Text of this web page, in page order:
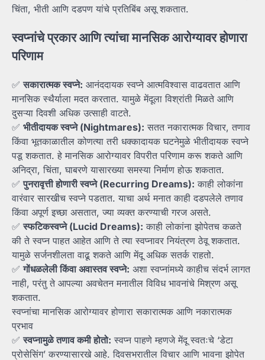
चिंता, भीती आणि दडपण यांचे प्रतिबिंब असू शकतात.
स्वप्नांचे प्रकार आणि त्यांचा मानसिक आरोग्यावर होणारा
परिणाम
✅सकारात्मक स्वप्ने: आनंददायक स्वप्ने आत्मविश्वास वाढवतात आणि
मानसिक स्थैर्याला मदत करतात. यामुळे मेंदूला विश्रांती मिळते आणि
दुसऱ्या दिवशी अधिक उत्साही वाटते.
✅ भीतीदायक स्वप्ने (Nightmares): सतत नकारात्मक विचार, तणाव
किंवा भूतकाळातील कोणत्या तरी धक्कादायक घटनेमुळे भीतीदायक स्वप्ने
पडू शकतात. हे मानसिक आरोग्यावर विपरीत परिणाम करू शकते आणि
अनिद्रा, चिंता, घाबरणे यासारख्या समस्या निर्माण होऊ शकतात.
✅पुनरावृत्ती होणारी स्वप्ने (Recurring Dreams): काही लोकांना
वारंवार सारखीच स्वप्ने पडतात. याचा अर्थ मनात काही दडपलेले तणाव
किंवा अपूर्ण इच्छा असतात, ज्या व्यक्त करण्याची गरज असते.
✅स्फटिकस्वप्ने (Lucid Dreams): काही लोकांना झोपेतच कळते
की ते स्वप्न पाहत आहेत आणि ते त्या स्वप्नावर नियंत्रण ठेवू शकतात.
यामुळे सर्जनशीलता वाढू शकते आणि मेंदू अधिक सतर्क राहतो.
✅गोंधळलेली किंवा अवास्तव स्वप्ने: अशा स्वप्नांमध्ये काहीच संदर्भ लागत
नाही, परंतु ते आपल्या अवचेतन मनातील विविध भावनांचे मिश्रण असू
शकतात.
स्वप्नांचा मानसिक आरोग्यावर होणारा सकारात्मक आणि नकारात्मक
प्रभाव
✅स्वप्नामुळे तणाव कमी होतो: स्वप्न पाहणे म्हणजे मेंदू स्वतःचे ‘डेटा
प्रोसेसिंग’ करण्यासारखे आहे. दिवसभरातील विचार आणि भावना झोपेत